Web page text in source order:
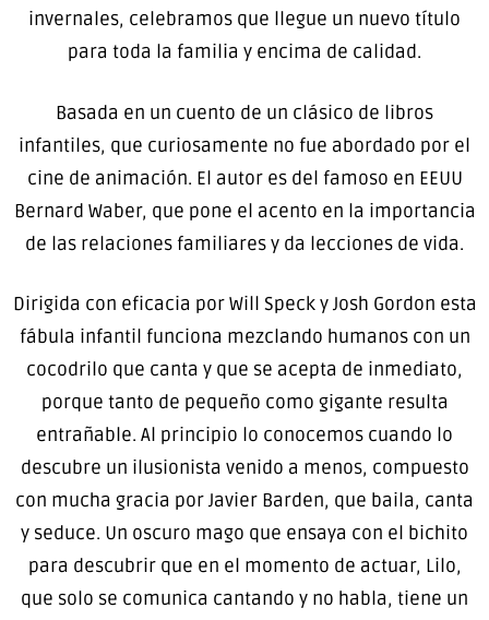
invernales, celebramos que llegue un nuevo título
para toda la familia y encima de calidad.
Basada en un cuento de un clásico de libros
infantiles, que curiosamente no fue abordado por el
cine de animación. El autor es del famoso en EEUU
Bernard Waber, que pone el acento en la importancia
de las relaciones familiares y da lecciones de vida.
Dirigida con eficacia por Will Speck y Josh Gordon esta
fábula infantil funciona mezclando humanos con un
cocodrilo que canta y que se acepta de inmediato,
porque tanto de pequeño como gigante resulta
entrañable. Al principio lo conocemos cuando lo
descubre un ilusionista venido a menos, compuesto
con mucha gracia por Javier Barden, que baila, canta
y seduce. Un oscuro mago que ensaya con el bichito
para descubrir que en el momento de actuar, Lilo,
que solo se comunica cantando y no habla, tiene un